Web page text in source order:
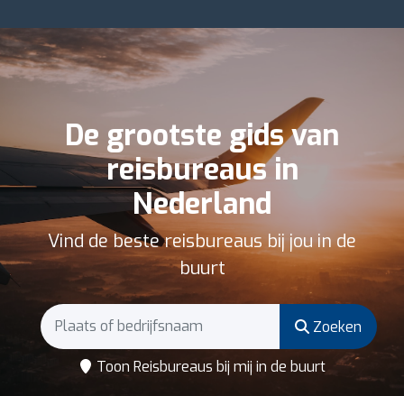
De grootste gids van
reisbureaus in
Nederland
Vind de beste reisbureaus bij jou in de
buurt
Zoeken
Toon Reisbureaus bij mij in de buurt